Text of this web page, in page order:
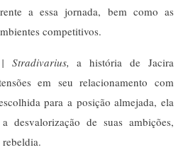
a essa jornada, bem como as
competitivos.
Stradivarius,
a história de Jacira
em seu relacionamento com
para a posição almejada, ela
desvalorização de suas ambições,